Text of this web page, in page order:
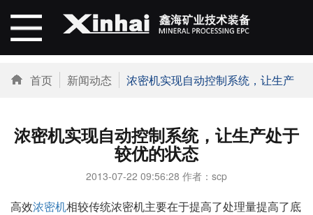
首页 新闻动态 浓密机实现自动控制系统，让生产处于较优的状态
浓密机实现自动控制系统，让生产处于
较优的状态
2013-07-22 09:56:28 作者：scp
高效浓密机相较传统浓密机主要在于提高了处理量提高了底